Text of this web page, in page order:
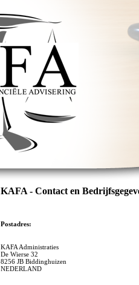
KAFA - Contact en
Postadres:
KAFA Administraties
De Wierse 32
8256 JB Biddinghuizen
NEDERLAND